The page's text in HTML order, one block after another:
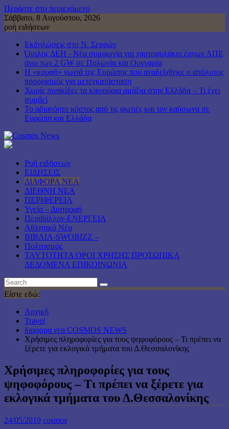
Περάστε στο περιεχόμενο
Σάββατο, 8 Αυγούστου, 2026
ροή ειδήσεων
Εκδηλώσεις στο Ν. Σερρών
Όμιλος ΔΕΗ - Νέα συμφωνία για χαρτοφυλάκιο έργων ΑΠΕ
άνω των 2 GW σε Πολωνία και Ουγγαρία
Η «κρυφή» γωνιά της Ευρώπης που αναδείχθηκε ο απόλυτος
προορισμός για μετεγκατάσταση
Χωρίς πινακίδες τα καινούρια αμάξια στην Ελλάδα – Τι έχει
συμβεί
Το αδιανόητο κόστος από τις φωτιές και τον καύσωνα σε
Ευρώπη και Ελλάδα
Ροή ειδήσεων
ΕΙΔΗΣΕΙΣ
ΔΙΑΦΟΡΑ ΝΕΑ
ΔΙΕΘΝΗ ΝΕΑ
ΠΕΡΙΦΕΡΕΙΑ
Υγεία – Διατροφή
Περιβάλλον-ΕΝΕΡΓΕΙΑ
Αθλητικά Νέα
ΒΙΒΛΙΑ-SWOBIZZ –
Πολιτισμός
TAYTOTHTA ΟΡΟΙ ΧΡΗΣΗΣ ΠΡΟΣΩΠΙΚΑ
ΔΕΔΟΜΕΝΑ ΕΠΙΚΟΙΝΩΝΙΑ
Είστε εδώ:
Αρχική
Travel
διαφορα νεα COSMOS NEWS
Χρήσιμες πληροφορίες για τους ψηφοφόρους – Τι πρέπει να
ξέρετε για εκλογικά τμήματα του Δ.Θεσσαλονίκης
Χρήσιμες πληροφορίες για τους
ψηφοφόρους – Τι πρέπει να ξέρετε για
εκλογικά τμήματα του Δ.Θεσσαλονίκης
24/05/2019 cosmos